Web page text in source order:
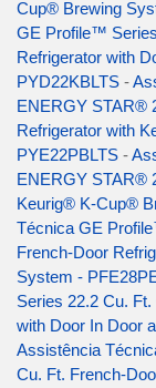
Cup® Brewing
GE Profile™
Refrigerator with
PYD22KBLTS -
ENERGY STAR®
Refrigerator with
PYE22PBLTS -
ENERGY STAR®
Keurig® K-Cup®
Técnica GE
French-Door
System -
Series 22.2 Cu.
with Door In Door
Assistência
Cu. Ft. French-